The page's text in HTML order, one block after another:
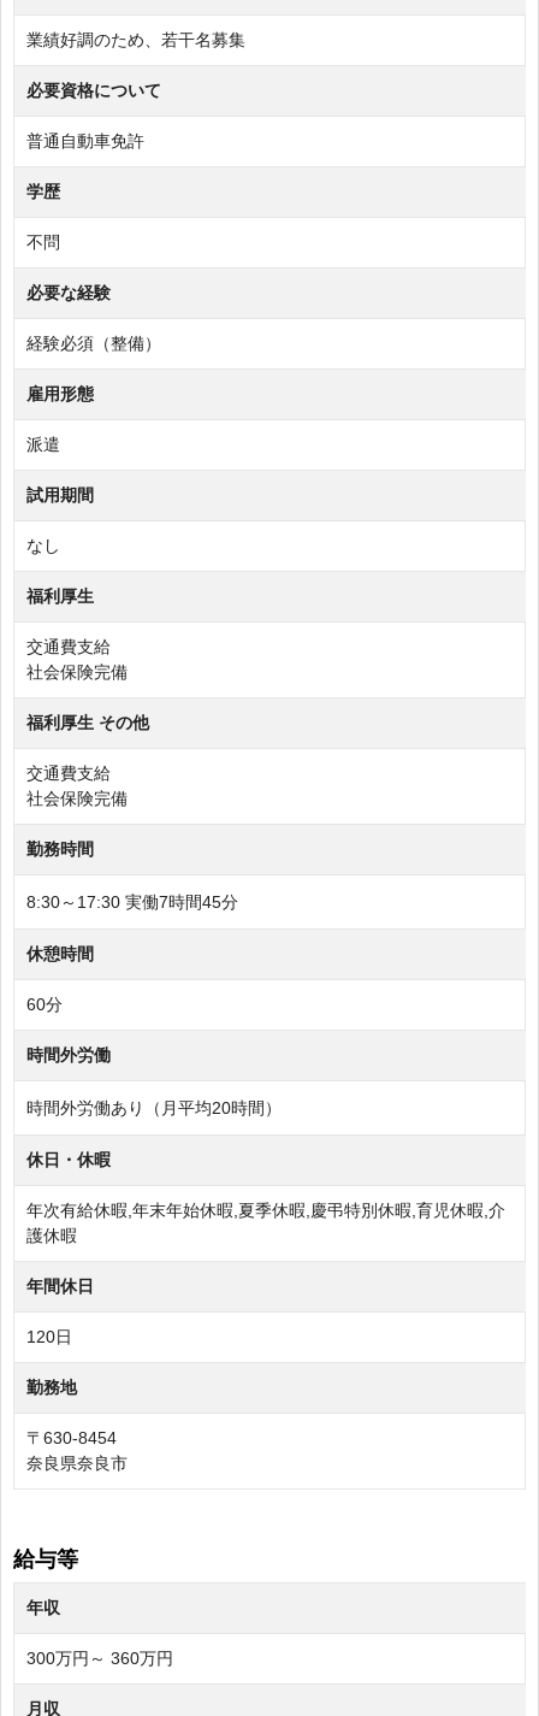
業績好調のため、若干名募集
必要資格について
普通自動車免許
学歴
不問
必要な経験
経験必須（整備）
雇用形態
派遣
試用期間
なし
福利厚生
交通費支給
社会保険完備
福利厚生 その他
交通費支給
社会保険完備
勤務時間
8:30～17:30 実働7時間45分
休憩時間
60分
時間外労働
時間外労働あり（月平均20時間）
休日・休暇
年次有給休暇,年末年始休暇,夏季休暇,慶弔特別休暇,育児休暇,介
護休暇
年間休日
120日
勤務地
〒630-8454
奈良県奈良市
給与等
年収
300万円～ 360万円
月収